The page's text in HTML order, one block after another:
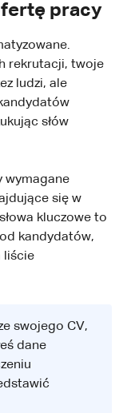
pracy
rekrutacji, twoje
ludzi, ale
słów
wymagane
się w
kluczowe to
kandydatów,
liście
swojego CV,
dane